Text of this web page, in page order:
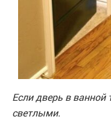
Если дверь в ванной
светлыми.